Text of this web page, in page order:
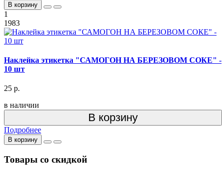
В корзину
1
1983
Наклейка этикетка "САМОГОН НА БЕРЕЗОВОМ СОКЕ" -
10 шт
25 р.
в наличии
В корзину
Подробнее
В корзину
Товары со скидкой